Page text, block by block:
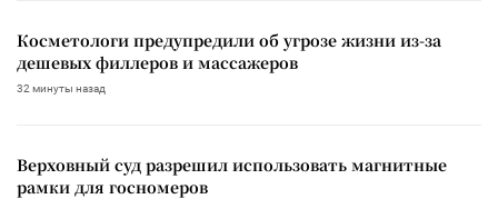
Косметологи предупредили об угрозе жизни из-за
дешевых филлеров и массажеров
32 минуты назад
Верховный суд разрешил использовать магнитные
рамки для госномеров